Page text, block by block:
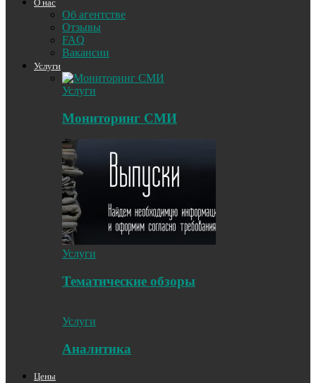
О нас
Об агентстве
Отзывы
FAQ
Вакансии
Услуги
Услуги
Мониторинг СМИ
Услуги
Тематические обзоры
Услуги
Аналитика
Цены